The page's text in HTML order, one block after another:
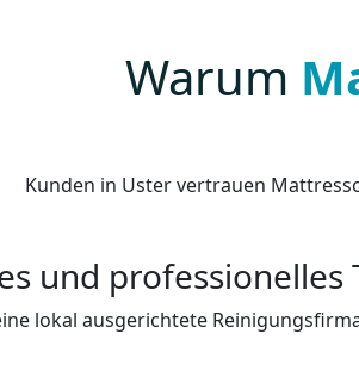
Warum
Kunden in Uster vertrauen
und professionelles
lokal ausgerichtete